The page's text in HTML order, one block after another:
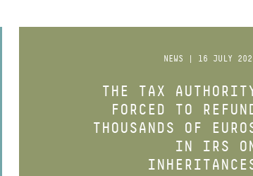
NEWS | 16 JULY
THE TAX
FORCED TO
THOUSANDS OF
IN IRS